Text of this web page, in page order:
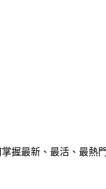
握最新、最活、最熱